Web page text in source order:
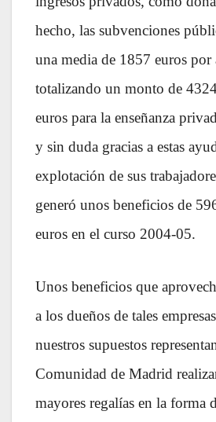
hecho, las subvenciones
una media de 1857 euros por
totalizando un monto de
euros para la enseñanza
y sin duda gracias a estas
explotación de sus
generó unos beneficios de
euros en el curso 2004-05.
Unos beneficios que
a los dueños de tales
nuestros supuestos
Comunidad de Madrid
mayores regalías en la forma